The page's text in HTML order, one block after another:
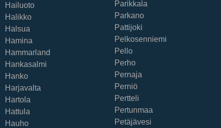
Hailuoto
Halikko
Halsua
Hamina
Hammarland
Hankasalmi
Hanko
Harjavalta
Hartola
Hattula
Hauho
Parikkala
Parkano
Pattijoki
Pelkosenniemi
Pello
Perho
Pernaja
Perniö
Pertteli
Pertunmaa
Petäjävesi